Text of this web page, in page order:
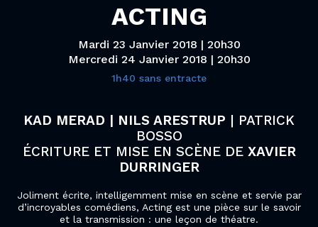
ACTING
Mardi 23 Janvier 2018 | 20h30
Mercredi 24 Janvier 2018 | 20h30
1h40 sans entracte
KAD MERAD | NILS ARESTRUP | PATRICK
BOSSO
ÉCRITURE ET MISE EN SCÈNE DE XAVIER
DURRINGER
Joliment écrite, intelligemment mise en scène et servie par
d’incroyables comédiens, Acting est une pièce sur le savoir
et la transmission : une leçon de théatre.